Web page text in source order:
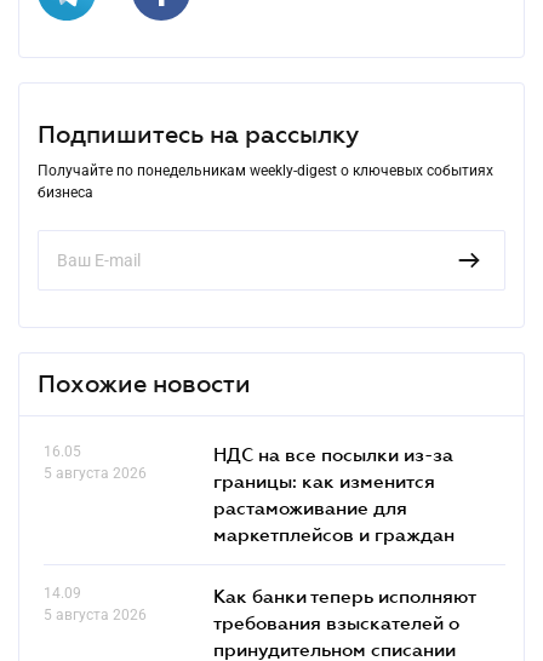
Подпишитесь на рассылку
Получайте по понедельникам weekly-digest о ключевых событиях
бизнеса
Похожие новости
16.05
5 августа 2026
НДС на все посылки из-за
границы: как изменится
растаможивание для
маркетплейсов и граждан
14.09
5 августа 2026
Как банки теперь исполняют
требования взыскателей о
принудительном списании